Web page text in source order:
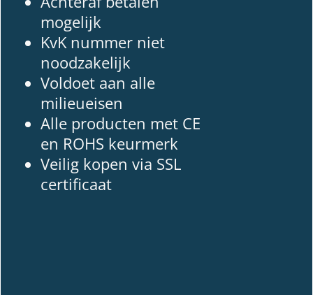
mogelijk
KvK nummer niet
noodzakelijk
Voldoet aan alle
milieueisen
Alle producten met CE
en ROHS keurmerk
Veilig kopen via SSL
certificaat